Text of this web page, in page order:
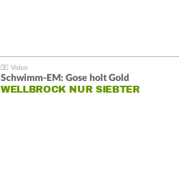
Schwimm-EM: Gose holt Gold
WELLBROCK NUR SIEBTER